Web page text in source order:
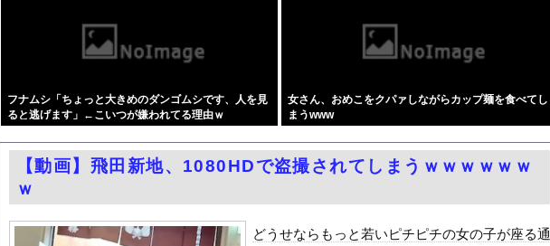
2位『イオン』3位『ヤオコー』【一番お寿司が美味しいと思うスーパー】1位がこちら・・...
【悲報】石破茂さん「高市内閣のやり方は強引だ！」支持率下落の理由を指摘 → ﾈｯﾄ「...
【朗報】大人気漫画「GANTZ」がAmazonでなんと全巻100円ｗｗｗｗｗｗ
影山優佳、赤ランジェリー×網タイツがスケベ過ぎる！只の痴女だろ・・・
同窓会帰りに既婚チ〇ポつまみ食いする一般人みさき(27)
エロ漫画『改変おじさん』をrawやhitomiを使わずに無料で読む方法│スタジオサウ...
レクサスの軽トラとかどうよ
フナムシ「ちょっと大きめのダンゴムシです、人を見
ると逃げます」←こいつが嫌われてる理由ｗ
女さん、おめこをクパァしながらカップ麺を食べてし
まうwww
自動
更新
【動画】飛田新地、1080HDで盗撮されてしまうｗｗｗｗｗｗ
ｗ
どうせならもっと若いピチピチの女の子が座る通